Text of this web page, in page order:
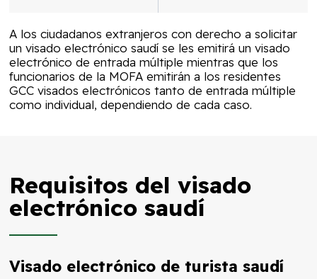
A los ciudadanos extranjeros con derecho a solicitar
un visado electrónico saudí se les emitirá un visado
electrónico de entrada múltiple mientras que los
funcionarios de la MOFA emitirán a los residentes
GCC visados electrónicos tanto de entrada múltiple
como individual, dependiendo de cada caso.
Requisitos del visado
electrónico saudí
Visado electrónico de turista saudí